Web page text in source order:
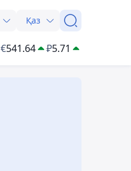
Қаз
€541.64 ₽5.71